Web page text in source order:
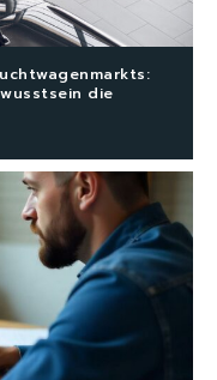
die